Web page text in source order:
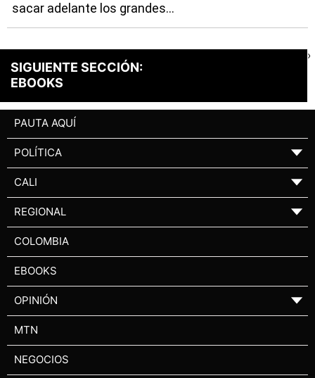
sacar adelante los grandes...
SIGUIENTE SECCIÓN:
EBOOKS
›
PAUTA AQUÍ
POLÍTICA ▼
CALI ▼
REGIONAL ▼
COLOMBIA
EBOOKS
OPINIÓN ▼
MTN
NEGOCIOS